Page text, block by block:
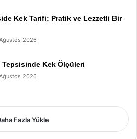
Kek Tarifi: Pratik ve Lezzetli Bir
2026
Tepsisinde Kek Ölçüleri
2026
Fazla Yükle